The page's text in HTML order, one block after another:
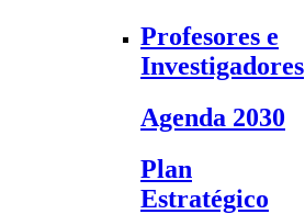
Profesores e
Investigadores
Agenda 2030
Plan
Estratégico